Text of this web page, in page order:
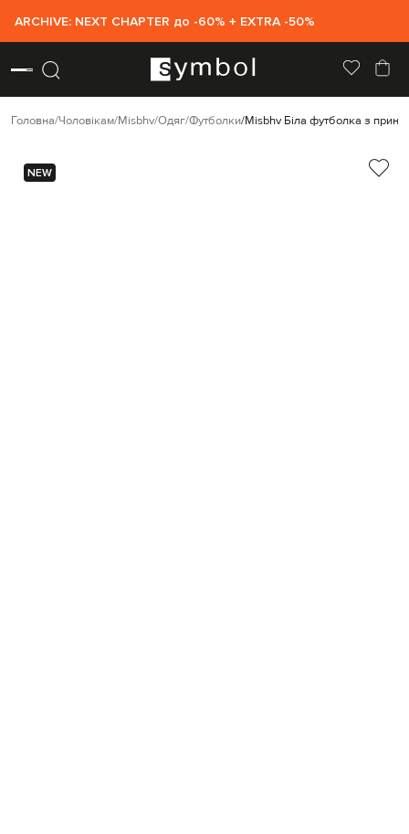
ARCHIVE: NEXT CHAPTER до -60% + EXTRA -50%
Головна Чоловікам Misbhv Одяг Футболки Misbhv Біла футболка з
NEW